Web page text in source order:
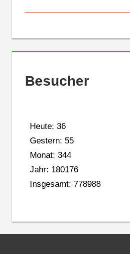
Besucher
Heute: 36
Gestern: 55
Monat: 344
Jahr: 180176
Insgesamt: 778988